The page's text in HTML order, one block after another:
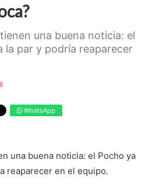
una buena noticia: el
la par y podría reaparecer
WhatsApp
una buena noticia: el Pocho ya
reaparecer en el equipo.